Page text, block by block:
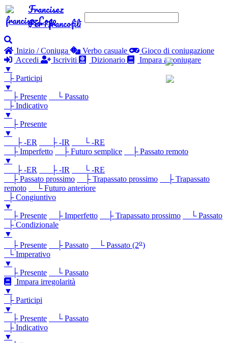
Francisez
Per i francofili
Inizio / Coniuga Verbo casuale
Gioco di coniugazione
Accedi
Iscriviti Dizionario
Impara a coniugare
▼
├ Participi
▼
├ Presente
└ Passato
├ Indicativo
▼
├ Presente
▼
├ -ER
├ -IR
└ -RE
├ Imperfetto
├ Futuro semplice
├ Passato remoto
▼
├ -ER
├ -IR
└ -RE
├ Passato prossimo
├ Trapassato prossimo
├ Trapassato
remoto
└ Futuro anteriore
├ Congiuntivo
▼
├ Presente
├ Imperfetto ├ Trapassato prossimo
└ Passato
├ Condizionale
▼
├ Presente
├ Passato └ Passato (2o)
└ Imperativo
▼
├ Presente
└ Passato
Impara irregolarità
▼
├ Participi
▼
├ Presente
└ Passato
├ Indicativo
▼